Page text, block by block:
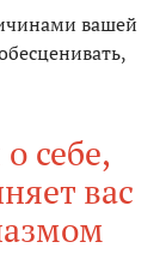
вашей
себе,
вас